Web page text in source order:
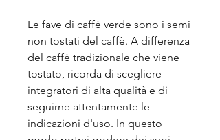
Le fave di caffè verde sono i semi
non tostati del caffè. A differenza
del caffè tradizionale che viene
tostato, ricorda di scegliere
integratori di alta qualità e di
seguirne attentamente le
indicazioni d'uso. In questo